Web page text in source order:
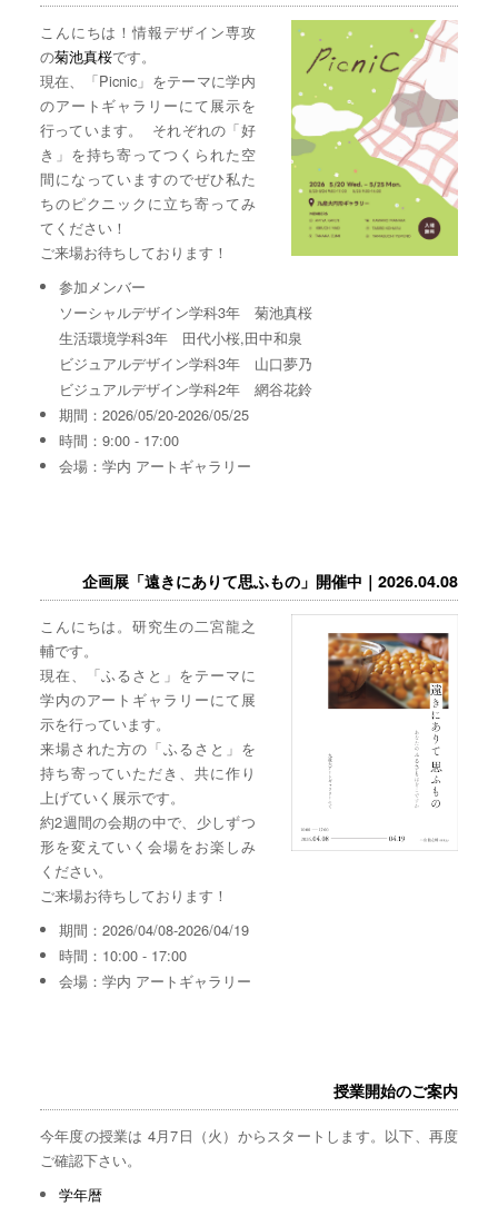
こんにちは！情報デザイン専攻
の菊池真桜です。
現在、「Picnic」をテーマに学内
のアートギャラリーにて展示を
行っています。 それぞれの「好
き」を持ち寄ってつくられた空
間になっていますのでぜひ私た
ちのピクニックに立ち寄ってみ
てください！
ご来場お待ちしております！
参加メンバー
ソーシャルデザイン学科3年 菊池真桜
生活環境学科3年 田代小桜,田中和泉
ビジュアルデザイン学科3年 山口夢乃
ビジュアルデザイン学科2年 網谷花鈴
期間：2026/05/20-2026/05/25
時間：9:00 - 17:00
会場：学内 アートギャラリー
企画展「遠きにありて思ふもの」開催中｜2026.04.08
こんにちは。研究生の二宮龍之
輔です。
現在、「ふるさと」をテーマに
学内のアートギャラリーにて展
示を行っています。
来場された方の「ふるさと」を
持ち寄っていただき、共に作り
上げていく展示です。
約2週間の会期の中で、少しずつ
形を変えていく会場をお楽しみ
ください。
ご来場お待ちしております！
期間：2026/04/08-2026/04/19
時間：10:00 - 17:00
会場：学内 アートギャラリー
授業開始のご案内
今年度の授業は 4月7日（火）からスタートします。以下、再度
ご確認下さい。
学年暦